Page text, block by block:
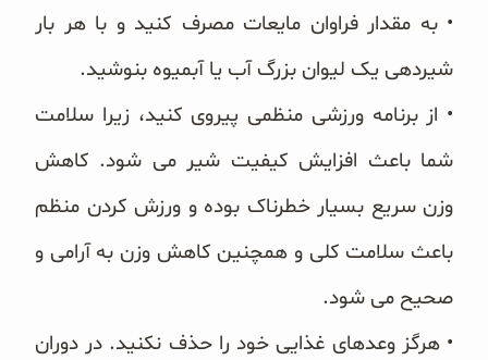
• به مقدار فراوان مایعات مصرف کنید و با هر بار
شیردهی یک لیوان بزرگ آب یا آبمیوه بنوشید.
• از برنامه ورزشی منظمی پیروی کنید، زیرا سلامت
شما باعث افزایش کیفیت شیر می شود. کاهش
وزن سریع بسیار خطرناک بوده و ورزش کردن منظم
باعث سلامت کلی و همچنین کاهش وزن به آرامی و
صحیح می شود.
• هرگز وعدهای غذایی خود را حذف نکنید. در دوران